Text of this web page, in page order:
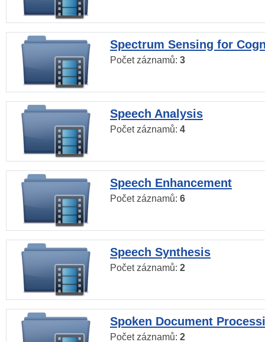
Spectrum Sensing for
Počet záznamů: 3
Speech Analysis
Počet záznamů: 4
Speech Enhancement
Počet záznamů: 6
Speech Synthesis
Počet záznamů: 2
Spoken Document
Počet záznamů: 2